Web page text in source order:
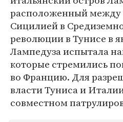
расположенный между
Сицилией в
революции в Тунисе в
Лампедуза испытала
которые стремились
во Францию. Для
власти Туниса и
совместном